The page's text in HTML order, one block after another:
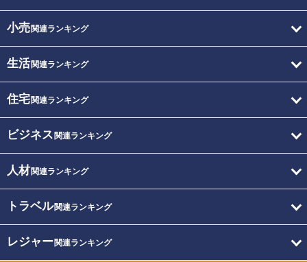
小売関連ランキング
生活関連ランキング
住宅関連ランキング
ビジネス 関連ランキング
人材関連ランキング
トラベル関連ランキング
レジャー関連ランキング